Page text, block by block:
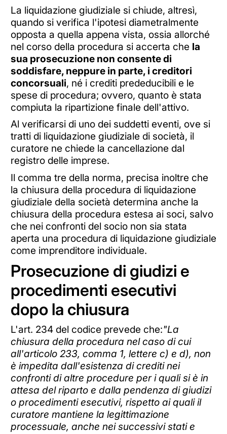
La liquidazione giudiziale si chiude, altresì,
quando si verifica l'ipotesi diametralmente
opposta a quella appena vista, ossia allorché
nel corso della procedura si accerta che la
sua prosecuzione non consente di
soddisfare, neppure in parte, i creditori
concorsuali, né i crediti prededucibili e le
spese di procedura; ovvero, quanto è stata
compiuta la ripartizione finale dell'attivo.
Al verificarsi di uno dei suddetti eventi, ove si
tratti di liquidazione giudiziale di società, il
curatore ne chiede la cancellazione dal
registro delle imprese.
Il comma tre della norma, precisa inoltre che
la chiusura della procedura di liquidazione
giudiziale della società determina anche la
chiusura della procedura estesa ai soci, salvo
che nei confronti del socio non sia stata
aperta una procedura di liquidazione giudiziale
come imprenditore individuale.
Prosecuzione di giudizi e
procedimenti esecutivi
dopo la chiusura
L'art. 234 del codice prevede che:"La
chiusura della procedura nel caso di cui
all'articolo 233, comma 1, lettere c) e d), non
è impedita dall'esistenza di crediti nei
confronti di altre procedure per i quali si è in
attesa del riparto e dalla pendenza di giudizi
o procedimenti esecutivi, rispetto ai quali il
curatore mantiene la legittimazione
processuale, anche nei successivi stati e